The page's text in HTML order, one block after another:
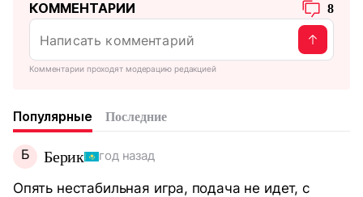
КОММЕНТАРИИ 8
Комментарии проходят модерацию редакцией
Популярные Последние
Б Берик год назад
Опять нестабильная игра, подача не идет, с